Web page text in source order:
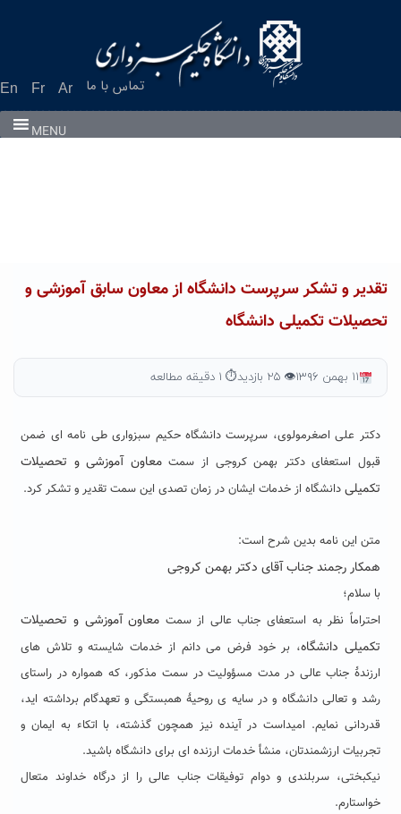
En Fr Ar تماس با ما
MENU
تقدیر و تشکر سرپرست دانشگاه از معاون سابق آموزشی و
تحصیلات تکمیلی دانشگاه
۱۱ بهمن ۱۳۹۶ 👁 ۲۵ بازدید ⏱ ۱ دقیقه مطالعه
دکتر علی اصغرمولوی، سرپرست دانشگاه حکیم سبزواری طی نامه ای ضمن
قبول استعفای دکتر بهمن کروجی از سمتمعاون آموزشی و تحصیلات
تکمیلیدانشگاه از خدمات ایشان در زمان تصدی این سمت تقدیر و تشکر کرد.
متن این نامه بدین شرح است:
همکار رجمند جناب آقای دکتر بهمن کروجی
با سلام؛
احتراماً نظر به استعفای جناب عالی از سمت معاون آموزشی و تحصیلات
تکمیلی دانشگاه، بر خود فرض می دانم از خدمات شایسته و تلاش های
ارزندۀ جناب عالی در مدت مسؤولیت در سمت مذکور، که همواره در راستای
رشد و تعالی دانشگاه و در سایه ی روحیۀ همبستگی و تعهدگام برداشته اید،
قدردانی نمایم. امیداست در آینده نیز همچون گذشته،‌ با اتکاء به ایمان و
تجربیات ارزشمندتان، منشأ خدمات ارزنده ای برای دانشگاه باشید.
نیکبختی، سربلندی و دوام توفیقات جناب عالی را از درگاه خداوند متعال
خواستارم.